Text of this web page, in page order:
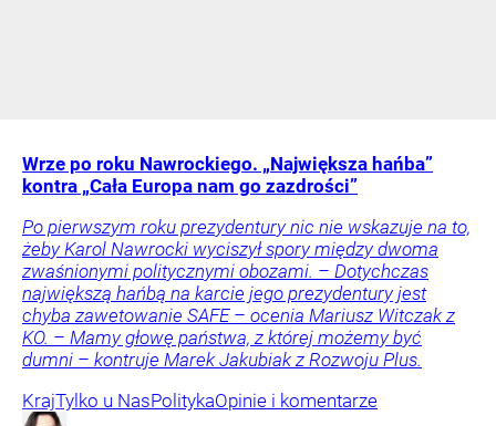
Wrze po roku Nawrockiego. „Największa hańba”
kontra „Cała Europa nam go zazdrości”
Po pierwszym roku prezydentury nic nie wskazuje na to,
żeby Karol Nawrocki wyciszył spory między dwoma
zwaśnionymi politycznymi obozami. – Dotychczas
największą hańbą na karcie jego prezydentury jest
chyba zawetowanie SAFE – ocenia Mariusz Witczak z
KO. – Mamy głowę państwa, z której możemy być
dumni – kontruje Marek Jakubiak z Rozwoju Plus.
KrajTylko u NasPolitykaOpinie i komentarze